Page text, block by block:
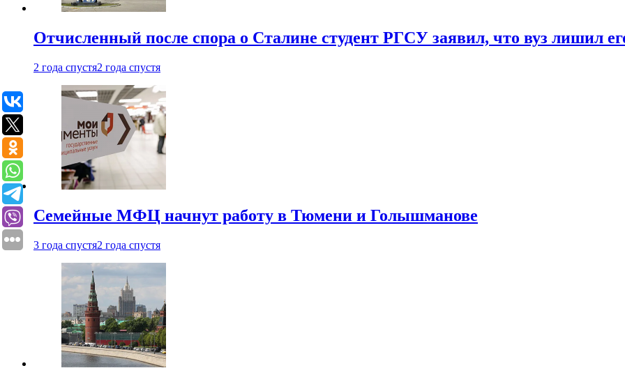
Отчисленный после спора о Сталине студент РГСУ заявил, что вуз лишил
2 года спустя2 года спустя
Семейные МФЦ начнут работу в Тюмени и Голышманове
3 года спустя2 года спустя